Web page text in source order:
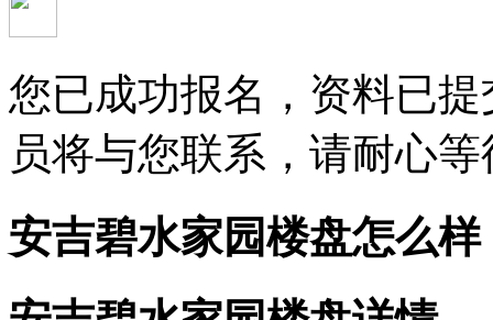
您已成功报名，资料已
员将与您联系，请耐心等
安吉碧水家园楼盘怎么样